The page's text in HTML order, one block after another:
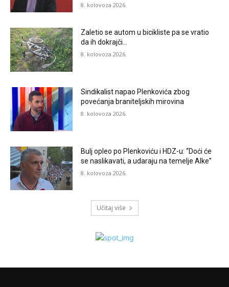
8. kolovoza 2026.
Zaletio se autom u bicikliste pa se vratio
da ih dokrajči…
8. kolovoza 2026.
Sindikalist napao Plenkovića zbog
povećanja braniteljskih mirovina
8. kolovoza 2026.
Bulj opleo po Plenkoviću i HDZ-u: “Doći će
se naslikavati, a udaraju na temelje Alke”
8. kolovoza 2026.
Učitaj više